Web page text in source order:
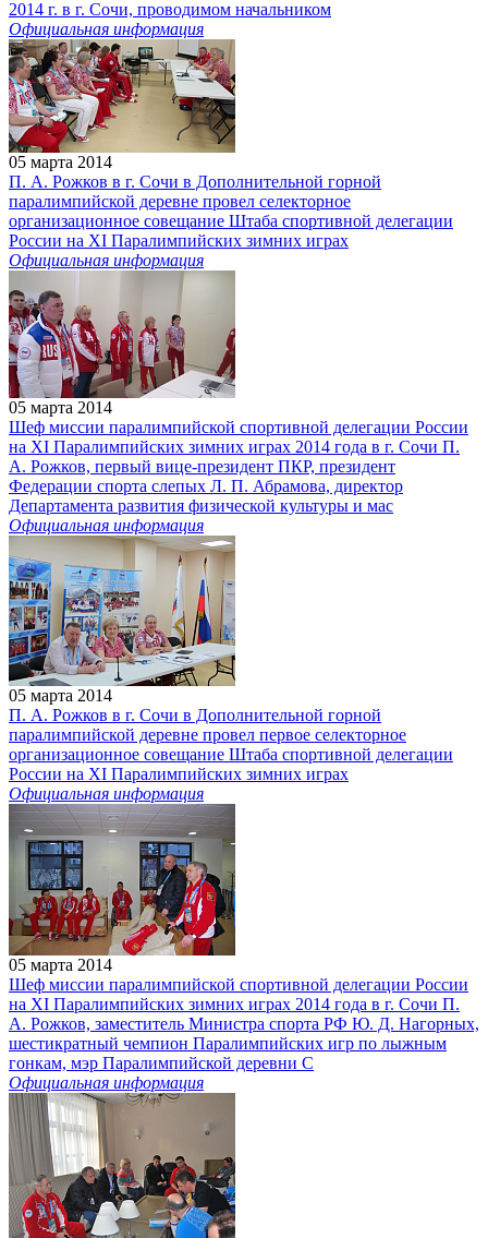
2014 г. в г. Сочи, проводимом начальником
Официальная информация
05 марта 2014
П. А. Рожков в г. Сочи в Дополнительной горной
паралимпийской деревне провел селекторное
организационное совещание Штаба спортивной делегации
России на XI Паралимпийских зимних играх
Официальная информация
05 марта 2014
Шеф миссии паралимпийской спортивной делегации России
на XI Паралимпийских зимних играх 2014 года в г. Сочи П.
А. Рожков, первый вице-президент ПКР, президент
Федерации спорта слепых Л. П. Абрамова, директор
Департамента развития физической культуры и мас
Официальная информация
05 марта 2014
П. А. Рожков в г. Сочи в Дополнительной горной
паралимпийской деревне провел первое селекторное
организационное совещание Штаба спортивной делегации
России на XI Паралимпийских зимних играх
Официальная информация
05 марта 2014
Шеф миссии паралимпийской спортивной делегации России
на XI Паралимпийских зимних играх 2014 года в г. Сочи П.
А. Рожков, заместитель Министра спорта РФ Ю. Д. Нагорных,
шестикратный чемпион Паралимпийских игр по лыжным
гонкам, мэр Паралимпийской деревни С
Официальная информация